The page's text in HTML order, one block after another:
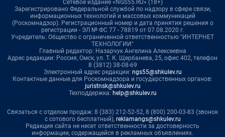
Сетевое издание «NGS55.RU» (18+)
Зарегистрировано Федеральной службой по надзору в сфере связи,
информационных технологий и массовых коммуникаций
(Роскомнадзор). Регистрационный номер и дата принятия решения о
регистрации - ЭЛ № ФС 77 - 78819 от 07.08.2020 г.
Учредитель: Общество с ограниченной ответственностью "ИНТЕРНЕТ
ТЕХНОЛОГИИ"
Главный редактор: Назарчук Ангелина Алексеевна
Адрес редакции: Россия, Омск, ул. Т. К. Щербанева, 25, офис 402, телефон
8 (3812) 38-08-69
Электронный адрес редакции: ngs55@shkulev.ru
Контактные данные для Роскомнадзора и государственных органов:
juristnsk@shkulev.ru
Техподдержка: help@shkulev.ru
Связаться с отделом продаж: 8 (383) 212-52-52, 8 (800) 200-03-83 (звонок
с сотового бесплатный), reklamangs@shkulev.ru
Редакция сайта не несет ответственности за достоверность
информации, содержащейся в рекламных объявлениях.